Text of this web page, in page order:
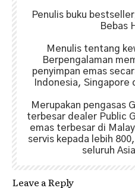
Penulis buku
Bebas
Menulis tentang
Berpengalaman
penyimpan emas
Indonesia, Singapore
Merupakan pengasas
terbesar dealer Public
emas terbesar di
servis kepada lebih
seluruh
Leave a Reply